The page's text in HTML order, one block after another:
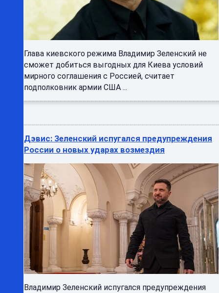
Глава киевского режима Владимир Зеленский не
сможет добиться выгодных для Киева условий
мирного соглашения с Россией, считает
подполковник армии США ...
Дэвис: Зеленский испугался предупреждения
России о новых ударах возмездия
Владимир Зеленский испугался предупреждения